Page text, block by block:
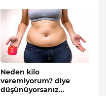
2
Neden kilo
veremiyorum? diye
düşünüyorsanız…